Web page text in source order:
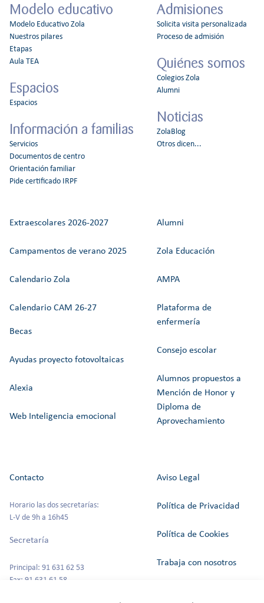
Modelo educativo
Modelo Educativo Zola
Nuestros pilares
Etapas
Aula TEA
Espacios
Espacios
Información a familias
Servicios
Documentos de centro
Orientación familiar
Pide certificado IRPF
Admisiones
Solicita visita personalizada
Proceso de admisión
Quiénes somos
Colegios Zola
Alumni
Noticias
ZolaBlog
Otros dicen...
Extraescolares 2026-2027
Campamentos de verano 2025
Calendario Zola
Calendario CAM 26-27
Becas
Ayudas proyecto fotovoltaicas
Alexia
Web Inteligencia emocional
Alumni
Zola Educación
AMPA
Plataforma de
enfermería
Consejo escolar
Alumnos propuestos a
Mención de Honor y
Diploma de
Aprovechamiento
Contacto
Horario las dos secretarías:
L-V de 9h a 16h45
Secretaría
Principal: 91 631 62 53
Fax: 91 631 61 58
Aviso Legal
Política de Privacidad
Política de Cookies
Trabaja con nosotros